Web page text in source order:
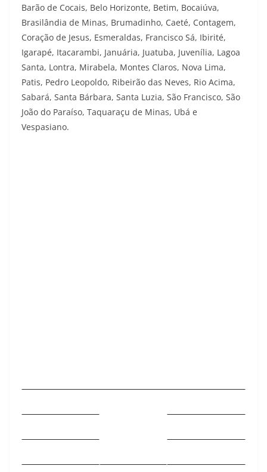
Barão de Cocais, Belo Horizonte, Betim, Bocaiúva,
Brasilândia de Minas, Brumadinho, Caeté, Contagem,
Coração de Jesus, Esmeraldas, Francisco Sá, Ibirité,
Igarapé, Itacarambi, Januária, Juatuba, Juvenília, Lagoa
Santa, Lontra, Mirabela, Montes Claros, Nova Lima,
Patis, Pedro Leopoldo, Ribeirão das Neves, Rio Acima,
Sabará, Santa Bárbara, Santa Luzia, São Francisco, São
João do Paraíso, Taquaraçu de Minas, Ubá e
Vespasiano.